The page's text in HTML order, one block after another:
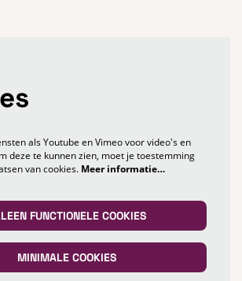
als Youtube en Vimeo voor video's en
deze te kunnen zien, moet je toestemming
van cookies. Meer informatie…
FUNCTIONELE COOKIES
MINIMALE COOKIES